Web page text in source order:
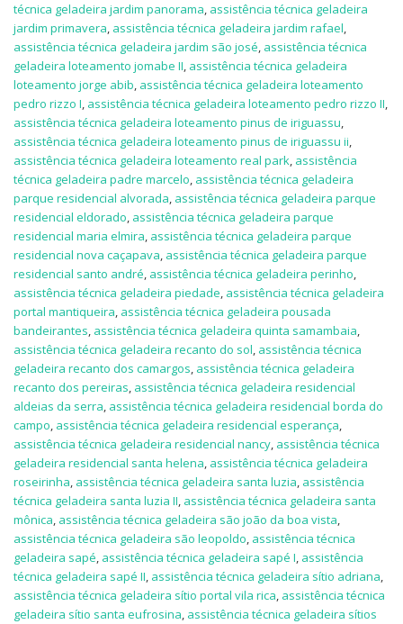
técnica geladeira jardim panorama, assistência técnica geladeira
jardim primavera, assistência técnica geladeira jardim rafael,
assistência técnica geladeira jardim são josé, assistência técnica
geladeira loteamento jomabe II, assistência técnica geladeira
loteamento jorge abib, assistência técnica geladeira loteamento
pedro rizzo I, assistência técnica geladeira loteamento pedro rizzo II,
assistência técnica geladeira loteamento pinus de iriguassu,
assistência técnica geladeira loteamento pinus de iriguassu ii,
assistência técnica geladeira loteamento real park, assistência
técnica geladeira padre marcelo, assistência técnica geladeira
parque residencial alvorada, assistência técnica geladeira parque
residencial eldorado, assistência técnica geladeira parque
residencial maria elmira, assistência técnica geladeira parque
residencial nova caçapava, assistência técnica geladeira parque
residencial santo andré, assistência técnica geladeira perinho,
assistência técnica geladeira piedade, assistência técnica geladeira
portal mantiqueira, assistência técnica geladeira pousada
bandeirantes, assistência técnica geladeira quinta samambaia,
assistência técnica geladeira recanto do sol, assistência técnica
geladeira recanto dos camargos, assistência técnica geladeira
recanto dos pereiras, assistência técnica geladeira residencial
aldeias da serra, assistência técnica geladeira residencial borda do
campo, assistência técnica geladeira residencial esperança,
assistência técnica geladeira residencial nancy, assistência técnica
geladeira residencial santa helena, assistência técnica geladeira
roseirinha, assistência técnica geladeira santa luzia, assistência
técnica geladeira santa luzia II, assistência técnica geladeira santa
mônica, assistência técnica geladeira são joão da boa vista,
assistência técnica geladeira são leopoldo, assistência técnica
geladeira sapé, assistência técnica geladeira sapé I, assistência
técnica geladeira sapé II, assistência técnica geladeira sítio adriana,
assistência técnica geladeira sítio portal vila rica, assistência técnica
geladeira sítio santa eufrosina, assistência técnica geladeira sítios